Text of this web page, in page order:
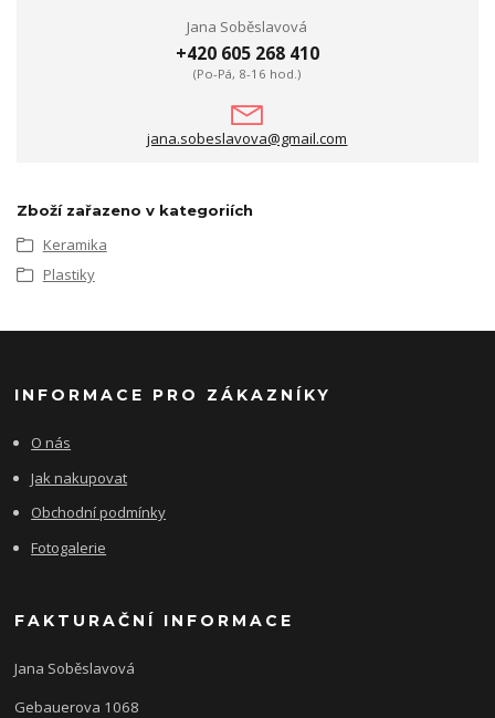
Jana Soběslavová
+420 605 268 410
(Po-Pá, 8-16 hod.)
jana.sobeslavova@gmail.com
Zboží zařazeno v kategoriích
Keramika
Plastiky
INFORMACE PRO ZÁKAZNÍKY
O nás
Jak nakupovat
Obchodní podmínky
Fotogalerie
FAKTURAČNÍ INFORMACE
Jana Soběslavová
Gebauerova 1068